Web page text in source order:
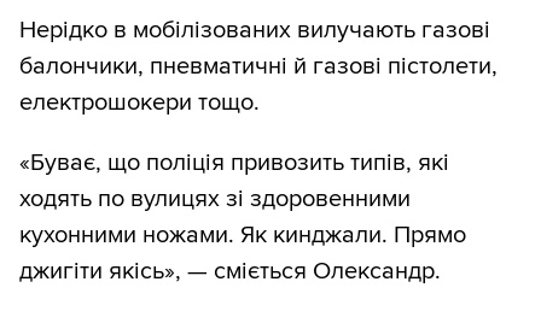
Нерідко в мобілізованих вилучають газові
балончики, пневматичні й газові пістолети,
електрошокери тощо.
«Буває, що поліція привозить типів, які
ходять по вулицях зі здоровенними
кухонними ножами. Як кинджали. Прямо
джигіти якісь», — сміється Олександр.